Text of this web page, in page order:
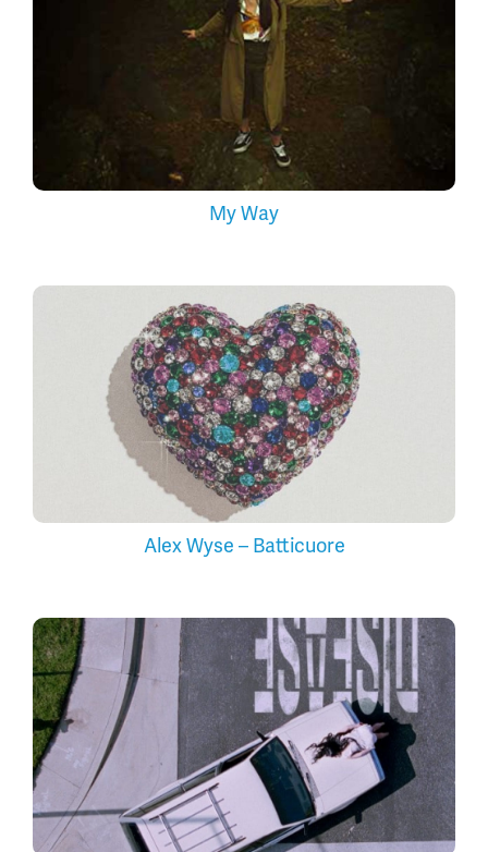
My Way
Alex Wyse – Batticuore